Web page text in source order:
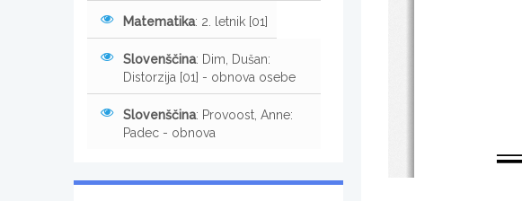
Matematika: 2. letnik [01]
Slovenščina: Dim, Dušan:
Distorzija [01] - obnova osebe
Slovenščina: Provoost, Anne:
Padec - obnova